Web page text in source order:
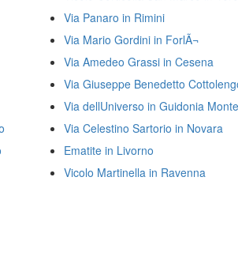
Via Panaro in Rimini
Via Mario Gordini in ForlÃ¬
Via Amedeo Grassi in Cesena
Via Giuseppe Benedetto
Via dellUniverso in Guidonia
Via Celestino Sartorio in Novara
Ematite in Livorno
Vicolo Martinella in Ravenna